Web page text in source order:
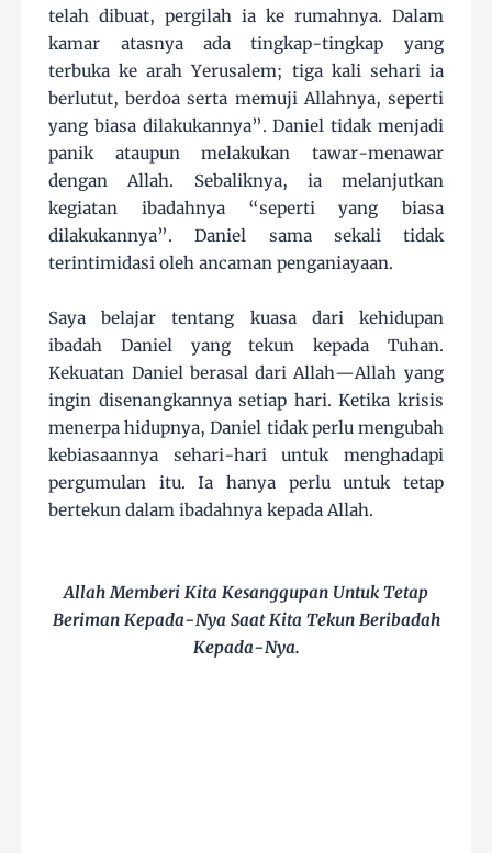
telah dibuat, pergilah ia ke rumahnya. Dalam
kamar atasnya ada tingkap-tingkap yang
terbuka ke arah Yerusalem; tiga kali sehari ia
berlutut, berdoa serta memuji Allahnya, seperti
yang biasa dilakukannya”. Daniel tidak menjadi
panik ataupun melakukan tawar-menawar
dengan Allah. Sebaliknya, ia melanjutkan
kegiatan ibadahnya “seperti yang biasa
dilakukannya”. Daniel sama sekali tidak
terintimidasi oleh ancaman penganiayaan.
Saya belajar tentang kuasa dari kehidupan
ibadah Daniel yang tekun kepada Tuhan.
Kekuatan Daniel berasal dari Allah—Allah yang
ingin disenangkannya setiap hari. Ketika krisis
menerpa hidupnya, Daniel tidak perlu mengubah
kebiasaannya sehari-hari untuk menghadapi
pergumulan itu. Ia hanya perlu untuk tetap
bertekun dalam ibadahnya kepada Allah.
Allah Memberi Kita Kesanggupan Untuk Tetap
Beriman Kepada-Nya Saat Kita Tekun Beribadah
Kepada-Nya.